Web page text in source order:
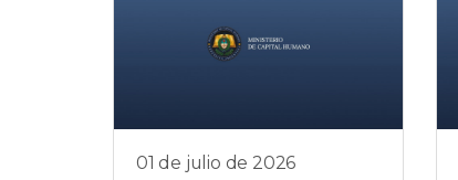
01 de julio de 2026